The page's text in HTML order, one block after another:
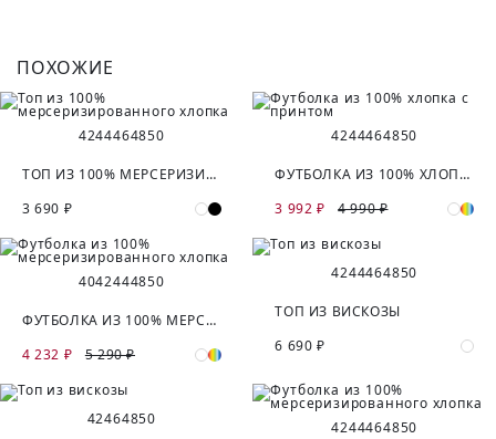
ПОХОЖИЕ
4244464850
ТОП ИЗ 100% МЕРСЕРИЗИРОВАННОГО ХЛОПКА
3 690 ₽
4244464850
ФУТБОЛКА ИЗ 100% ХЛОПКА С ПРИНТОМ
3 992 ₽
4 990 ₽
4042444850
ФУТБОЛКА ИЗ 100% МЕРСЕРИЗИРОВАННОГО ХЛОПКА
4 232 ₽
5 290 ₽
4244464850
ТОП ИЗ ВИСКОЗЫ
6 690 ₽
42464850 4244464850